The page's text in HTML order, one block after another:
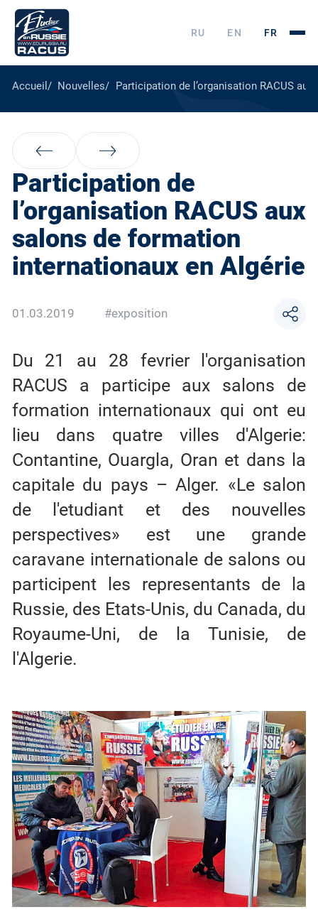
RU EN FR
Accueil Nouvelles Participation de l’organisation RACUS
Participation de
l’organisation RACUS aux
salons de formation
internationaux en Algérie
01.03.2019 #exposition
Du 21 au 28 fevrier l'organisation
RACUS a participe aux salons de
formation internationaux qui ont eu
lieu dans quatre villes d'Algerie:
Contantine, Ouargla, Oran et dans la
capitale du pays – Alger. «Le salon
de l'etudiant et des nouvelles
perspectives» est une grande
caravane internationale de salons ou
participent les representants de la
Russie, des Etats-Unis, du Canada, du
Royaume-Uni, de la Tunisie, de
l'Algerie.